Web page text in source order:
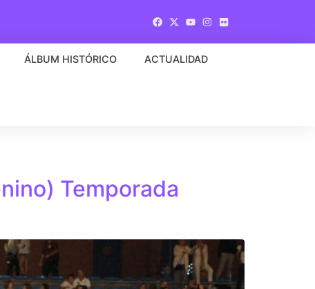
ÁLBUM HISTÓRICO ACTUALIDAD
Temporada